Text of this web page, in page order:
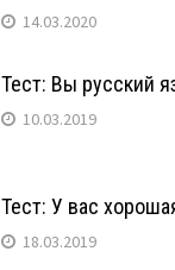
14.03.2020
Тест: Вы русский
10.03.2019
Тест: У вас
18.03.2019